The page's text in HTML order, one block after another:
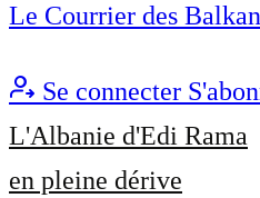
Le Courrier des
Se connecter
L'Albanie d'Edi Rama
en pleine dérive